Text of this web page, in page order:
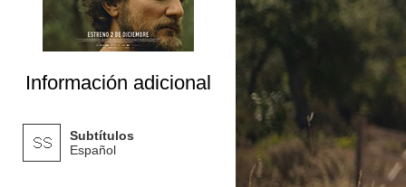
Información adicional
Subtítulos
Español